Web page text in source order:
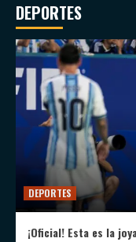
DEPORTES
DEPORTES
¡Oficial! Esta es la